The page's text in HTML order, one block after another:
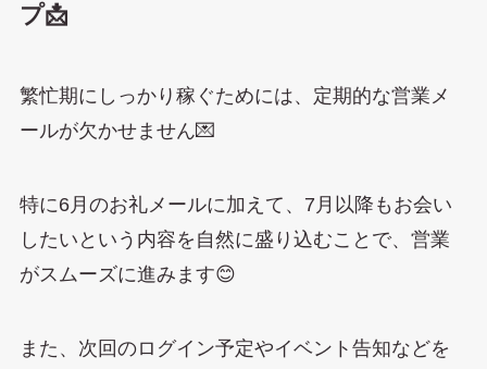
プ📩
繁忙期にしっかり稼ぐためには、定期的な営業メ
ールが欠かせません💌
特に6月のお礼メールに加えて、7月以降もお会い
したいという内容を自然に盛り込むことで、営業
がスムーズに進みます😊
また、次回のログイン予定やイベント告知などを